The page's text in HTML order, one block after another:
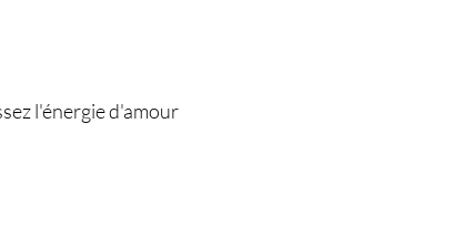
l'énergie d'amour